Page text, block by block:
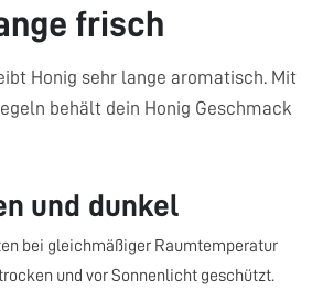
frisch
Honig sehr lange aromatisch. Mit
behält dein Honig Geschmack
und dunkel
bei gleichmäßiger Raumtemperatur
und vor Sonnenlicht geschützt.